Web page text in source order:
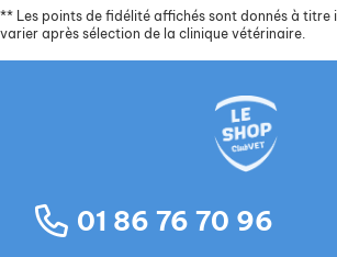
** Les points de fidélité affichés sont donnés à
varier après sélection de la clinique vétérinaire.
01 86 76 70 96